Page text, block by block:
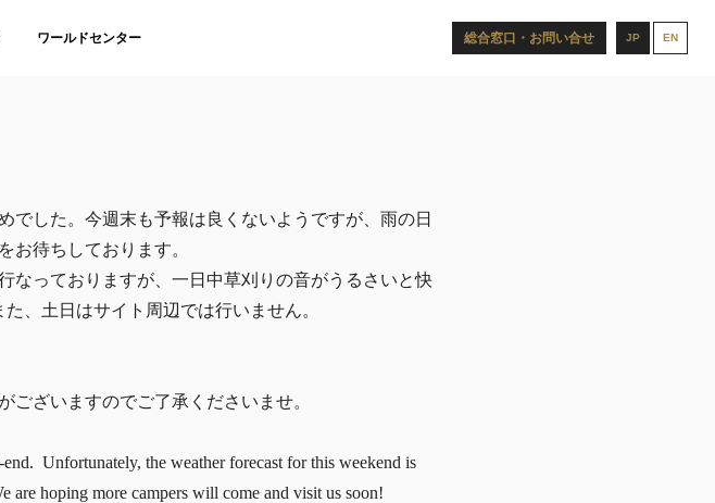
ワールドセンター JP EN
総合窓口・お問い合せ
でした。今週末も予報は良くないようですが、雨の日
お待ちしております。
なっておりますが、一日中草刈りの音がうるさいと快
、土日はサイト周辺では行いません。
ざいますのでご了承くださいませ。
Unfortunately, the weather forecast for this weekend is
are hoping more campers will come and visit us soon!